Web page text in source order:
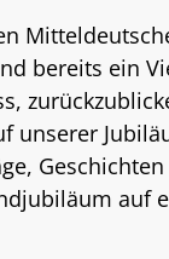
bereits ein
unserer
auf